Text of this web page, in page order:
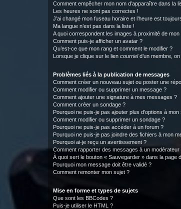
Comment empêcher mon nom d’apparaître dans la
Les heures ne sont pas correctes !
J’ai changé mon fuseau horaire et l’heure est
Ma langue n’est pas dans la liste !
A quoi correspondent les images à proximité de mon
Comment puis-je afficher un avatar ?
Qu’est-ce que mon rang et comment le modifier ?
Lorsque je clique sur le lien courrield’un membre,
Problèmes liés à la publication de messages
Comment créer un nouveau sujet ou poster une
Comment modifier ou supprimer un message ?
Comment ajouter une signature à mes messages ?
Comment créer un sondage ?
Pourquoi ne puis-je pas ajouter plus d’options à mon
Comment modifier ou supprimer un sondage ?
Pourquoi ne puis-je pas accéder à un forum ?
Pourquoi ne puis-je pas joindre des fichiers à mon
Pourquoi ai-je reçu un avertissement ?
Comment rapporter des messages à un modérateur
À quoi sert le bouton « Sauvegarder » dans la page
Pourquoi mon message doit être validé ?
Comment remonter mon sujet ?
Mise en forme et types de sujets
Que sont les BBCodes ?
Puis-je utiliser le HTML ?